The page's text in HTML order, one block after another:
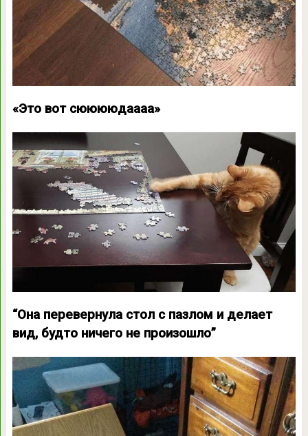
«Это вот сююююдаааа»
“Она перевернула стол с пазлом и делает
вид, будто ничего не произошло”